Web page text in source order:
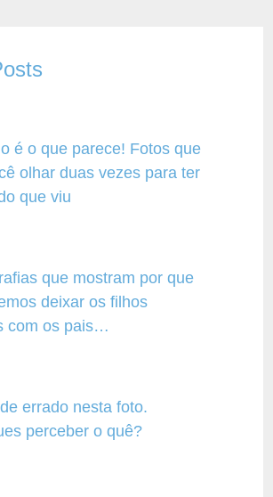
é o que parece! Fotos que
olhar duas vezes para ter
que viu
que mostram por que
deixar os filhos
com os pais…
errado nesta foto.
perceber o quê?